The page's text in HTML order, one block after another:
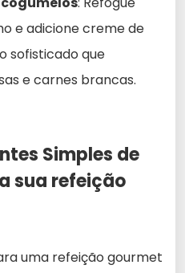
e adicione creme de
sofisticado que
e carnes brancas.
Simples de
sua refeição
uma refeição gourmet